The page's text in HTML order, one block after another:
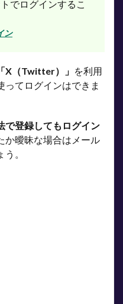
でログインするこ
ン
「X（Twitter）」 を利用
ってログインはできま
で登録してもログイン
か曖昧な場合はメール
。